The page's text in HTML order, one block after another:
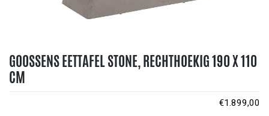
GOOSSENS EETTAFEL STONE, RECHTHOEKIG 190 X 110
CM
€1.899,00